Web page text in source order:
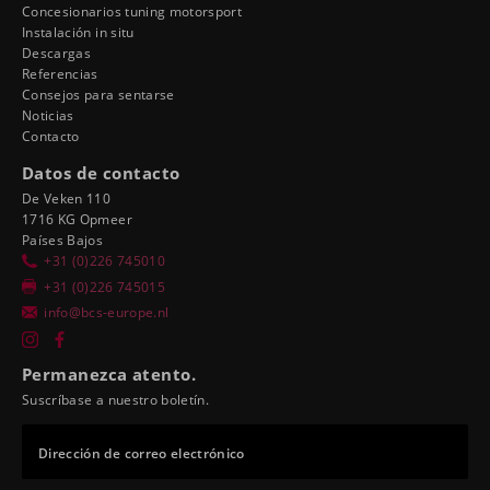
Concesionarios tuning motorsport
Instalación in situ
Descargas
Referencias
Consejos para sentarse
Noticias
Contacto
Datos de contacto
De Veken 110
1716 KG Opmeer
Países Bajos
+31 (0)226 745010
+31 (0)226 745015
info@bcs-europe.nl
Permanezca atento.
Suscríbase a nuestro boletín.
Dirección de correo electrónico